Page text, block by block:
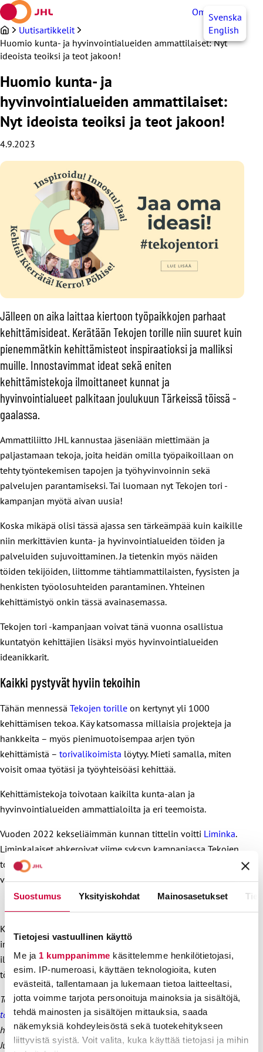
Suostumus Yksityiskohdat Mainosasetukset
Tietojesi vastuullinen käyttö
Me ja 1 kumppanimme käsittelemme henkilötietojasi,
esim. IP-numeroasi, käyttäen teknologioita, kuten
evästeitä, tallentamaan ja lukemaan tietoa laitteeltasi,
jotta voimme tarjota personoituja mainoksia ja sisältöjä,
tehdä mainosten ja sisältöjen mittauksia, saada
näkemyksiä kohdeyleisöstä sekä tuotekehitykseen
liittyvistä syistä. Voit valita, kuka käyttää tietojasi ja mihin
Siirry
sisältöön
OmaJHLSvenska
English
Uutisartikkelit
Huomio kunta- ja hyvinvointialueiden ammattilaiset: Nyt
ideoista teoiksi ja teot jakoon!
Huomio kunta- ja
hyvinvointialueiden ammattilaiset:
Nyt ideoista teoiksi ja teot jakoon!
4.9.2023
Jälleen on aika laittaa kiertoon työpaikkojen parhaat
kehittämisideat. Kerätään Tekojen torille niin suuret kuin
pienemmätkin kehittämisteot inspiraatioksi ja malliksi
muille. Innostavimmat ideat sekä eniten
kehittämistekoja ilmoittaneet kunnat ja
hyvinvointialueet palkitaan joulukuun Tärkeissä töissä -
gaalassa.
Ammattiliitto JHL kannustaa jäseniään miettimään ja
paljastamaan tekoja, joita heidän omilla työpaikoillaan on
tehty työntekemisen tapojen ja työhyvinvoinnin sekä
palvelujen parantamiseksi. Tai luomaan nyt Tekojen tori -
kampanjan myötä aivan uusia!
Koska mikäpä olisi tässä ajassa sen tärkeämpää kuin kaikille
niin merkittävien kunta- ja hyvinvointialueiden töiden ja
palveluiden sujuvoittaminen. Ja tietenkin myös näiden
töiden tekijöiden, liittomme tähtiammattilaisten, fyysisten ja
henkisten työolosuhteiden parantaminen. Yhteinen
kehittämistyö onkin tässä avainasemassa.
Tekojen tori -kampanjaan voivat tänä vuonna osallistua
kuntatyön kehittäjien lisäksi myös hyvinvointialueiden
ideanikkarit.
Kaikki pystyvät hyviin tekoihin
Tähän mennessä Tekojen torille on kertynyt yli 1000
kehittämisen tekoa. Käy katsomassa millaisia projekteja ja
hankkeita – myös pienimuotoisempaa arjen työn
kehittämistä – torivalikoimista löytyy. Mieti samalla, miten
voisit omaa työtäsi ja työyhteisöäsi kehittää.
Kehittämistekoja toivotaan kaikilta kunta-alan ja
hyvinvointialueiden ammattialoilta ja eri teemoista.
Vuoden 2022 kekseliäimmän kunnan tittelin voitti Liminka.
Liminkalaiset ahkeroivat viime syksyn kampanjassa Tekojen
tori -verkkoportaaliin lähes 70 kehittämistekoa. Liminka
voitti palkinnon jo toista kertaa.
Hopi hopi, kaikki ammattialat mukaan
Kampanja-aika on 4. syyskuuta – 15. lokakuuta 2023, ja
innostavimmat kehittämisteot sekä eniten kehittämistekoja
ilmoittaneet kunnat ja hyvinvointialueet palkitaan Tärkeissä
töissä -gaalassa Helsingissä 4. joulukuuta 2023.
Tekojen tori -portaali on osa työelämän kehittämisenTärkeissä
töissä-kokonaisuutta. Sitä tuottavat Kunta- ja
hyvinvointialuetyönantajat KT ja kunta-alan pääsopijajärjestöt eli
Julkisalan koulutettujen neuvottelujärjestö JUKO, Julkisen alan